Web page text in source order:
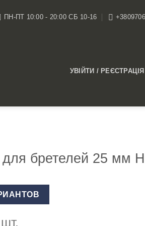
ПН-ПТ 10:00 - 20:00 СБ 10-16
УВІЙТИ / РЕЄСТРАЦІЯ
для бретелей 25 мм